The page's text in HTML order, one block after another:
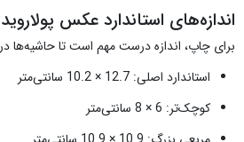
اندازه‌های استاندارد عکس پولاروید
برای چاپ، اندازه درست مهم است تا حاشیه‌ها
استاندارد اصلی: 12.7 × 10.2 سانتی‌متر
کوچک‌تر: 6 × 8 سانتی‌متر